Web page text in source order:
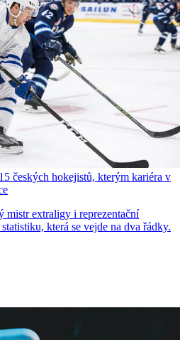
českých hokejistů, kterým kariéra v
mistr extraligy i reprezentační
která se vejde na dva řádky.